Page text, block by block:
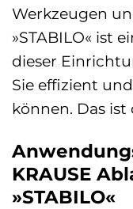
Werkzeugen
»STABILO« ist
dieser
Sie effizient
können. Das ist
KRAUSE
»STABILO«